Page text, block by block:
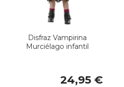
Disfraz Vampirina
Murciélago infantil
24,95 €